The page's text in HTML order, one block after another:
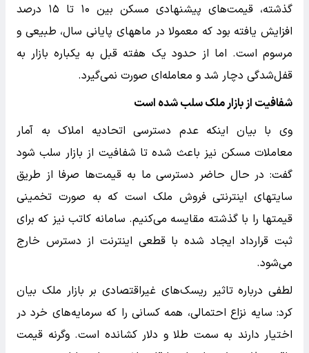
گذشته، قیمت‌های پیشنهادی مسکن بین ۱۰ تا ۱۵ درصد
افزایش یافته بود که معمولا در ماههای پایانی سال، طبیعی و
مرسوم است. اما از حدود یک هفته قبل به یکباره بازار به
قفل‌شدگی دچار شد و معامله‌ای صورت نمی‌گیرد.
شفافیت از بازار ملک سلب شده است
وی با بیان اینکه عدم دسترسی اتحادیه املاک به آمار
معاملات مسکن نیز باعث شده تا شفافیت از بازار سلب شود
گفت: در حال حاضر دسترسی ما به قیمت‌ها صرفا از طریق
سایتهای اینترنتی فروش ملک است که به صورت تخمینی
قیمتها را با گذشته مقایسه می‌کنیم. سامانه کاتب نیز که برای
ثبت قرارداد ایجاد شده با قطعی اینترنت از دسترس خارج
می‌شود.
لطفی درباره تاثیر ریسک‌های غیراقتصادی بر بازار ملک بیان
کرد: سایه نزاع احتمالی، همه کسانی را که سرمایه‌های خرد در
اختیار دارند به سمت طلا و دلار کشانده است. وگرنه قیمت